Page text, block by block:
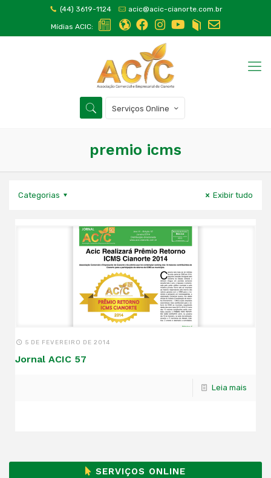
(44) 3619-1124 acic@acic-cianorte.com.br
Mídias ACIC:
Serviços Online
premio icms
Categorias Exibir tudo
5 DE FEVEREIRO DE 2014
Jornal ACIC 57
Leia mais
SERVIÇOS ONLINE